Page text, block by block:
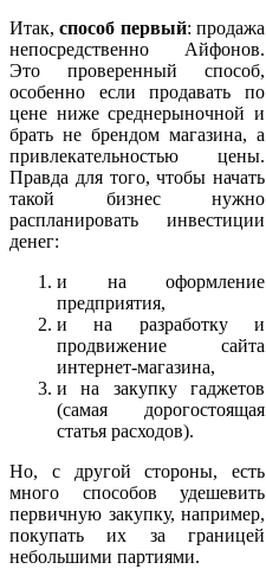
Итак,способ первый: продажа
непосредственно Айфонов.
Это проверенный способ,
особенно если продавать по
цене ниже среднерыночной и
брать не брендом магазина, а
привлекательностью цены.
Правда для того, чтобы начать
такой бизнес нужно
распланировать инвестиции
денег:
и на оформление
предприятия,
и на разработку и
продвижение сайта
интернет-магазина,
и на закупку гаджетов
(самая дорогостоящая
статья расходов).
Но, с другой стороны, есть
много способов удешевить
первичную закупку, например,
покупать их за границей
небольшими партиями.